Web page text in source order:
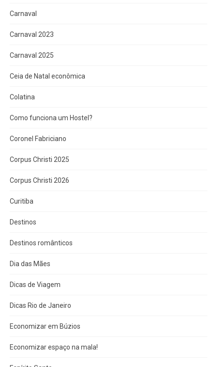
Carnaval
Carnaval 2023
Carnaval 2025
Ceia de Natal econômica
Colatina
Como funciona um Hostel?
Coronel Fabriciano
Corpus Christi 2025
Corpus Christi 2026
Curitiba
Destinos
Destinos românticos
Dia das Mães
Dicas de Viagem
Dicas Rio de Janeiro
Economizar em Búzios
Economizar espaço na mala!